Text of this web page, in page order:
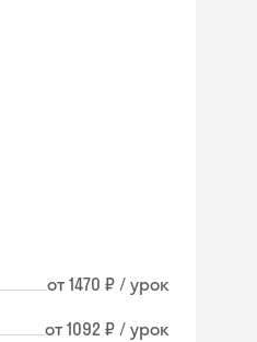
от 1470 ₽ / урок
от 1092 ₽ / урок